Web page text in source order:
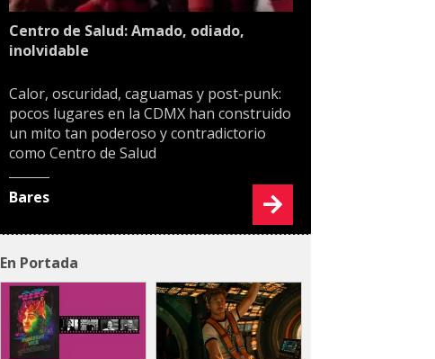
Centro de Salud: Amado, odiado,
inolvidable
Calor, oscuridad, caguamas y post-punk:
pocos lugares en la CDMX han construido
un mito tan poderoso y contradictorio
como Centro de Salud
Bares
En Portada